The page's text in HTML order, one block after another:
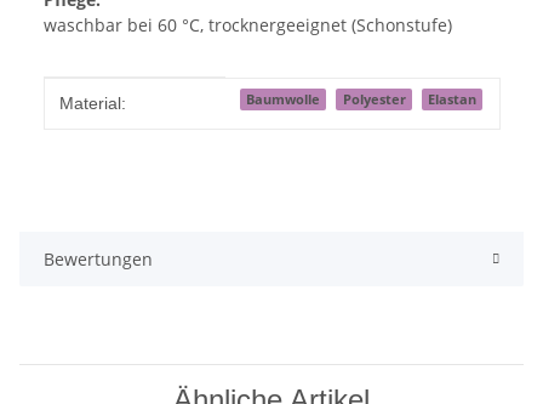
waschbar bei 60 °C, trocknergeeignet (Schonstufe)
Produkteigenschaft
Wert
Material: Baumwolle Polyester Elastan
Bewertungen